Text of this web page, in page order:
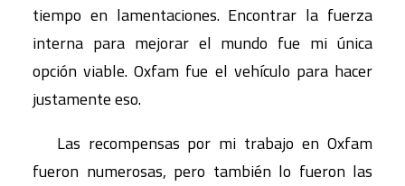
tiempo en lamentaciones. Encontrar la fuerza
interna para mejorar el mundo fue mi única
opción viable. Oxfam fue el vehículo para hacer
justamente eso.
Las recompensas por mi trabajo en Oxfam
fueron numerosas, pero también lo fueron las